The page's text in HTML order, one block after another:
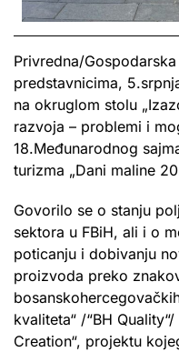
Privredna/
predstavnicima,
na okruglom stolu
razvoja – problemi i
18.Međunarodnog
turizma „Dani maline
Govorilo se o stanju
sektora u FBiH, ali i o
poticanju i dobivanju
proizvoda preko
kvaliteta“ /“BH
Creation“, projektu